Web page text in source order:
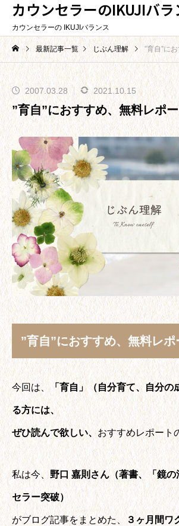
カウンセラーのIKUJIバラ
カウンセラーの IKUJIバランス
最新記事一覧 じぶん理解 ”育自”にお
2007.03.28 2021.10.15
”育自”におすすめ、無料レポー
”育自”におすすめ、無料レポ
今回は、「育自」（自分育て、自分の
る方には、
ぜひ読んで欲しい、おすすめレポート
私は今、野口 嘉則さん（著書、「鏡
セラー突破）
がブログ記事をまとめた、 ３ヶ月間ワ